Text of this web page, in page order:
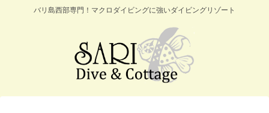
バリ島西部専門！マクロダイビングに強いダイビングリゾート